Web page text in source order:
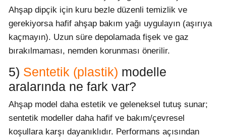
Ahşap dipçik için kuru bezle düzenli temizlik ve
gerekiyorsa hafif ahşap bakım yağı uygulayın (aşırıya
kaçmayın). Uzun süre depolamada fişek ve gaz
bırakılmaması, nemden korunması önerilir.
5) Sentetik (plastik) modelle
aralarında ne fark var?
Ahşap model daha estetik ve geleneksel tutuş sunar;
sentetik modeller daha hafif ve bakım/çevresel
koşullara karşı dayanıklıdır. Performans açısından